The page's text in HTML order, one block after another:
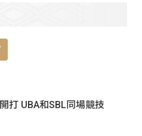
打 UBA和SBL同場競技